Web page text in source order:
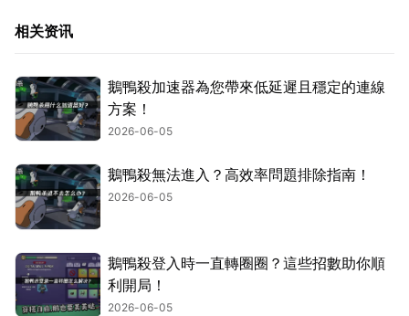
相关资讯
鵝鴨殺加速器為您帶來低延遲且穩定的連線
方案！
2026-06-05
鵝鴨殺無法進入？高效率問題排除指南！
2026-06-05
鵝鴨殺登入時一直轉圈圈？這些招數助你順
利開局！
2026-06-05